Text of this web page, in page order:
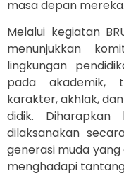
masa depan mereka.
Melalui kegiatan
menunjukkan
lingkungan
pada akademik,
karakter, akhlak,
didik.
dilaksanakan
generasi muda
menghadapi